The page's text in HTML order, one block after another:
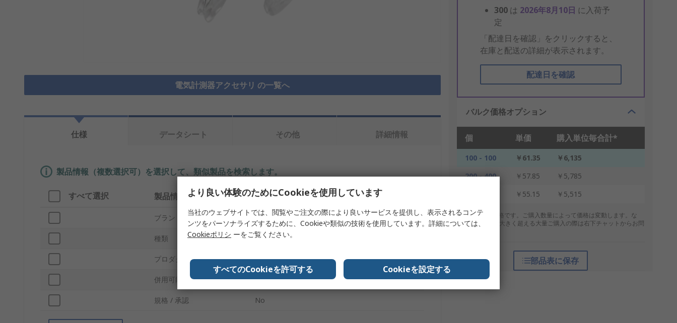
電気計測器アクセサリ の一覧へ
300 は 2026年8月10日 に入荷予
定
「配達日を確認」をクリックすると、
在庫と配送の詳細が表示されます。
配達日を確認
バルク価格オプション
個 単価 購入単位毎合計*
100 - 100 ￥61.35
￥6,135
200 - 400
￥57.85
￥5,785
￥55.15 ￥5,515
* 表示は参考価格です。ご購入数量によって価格は変動します。な
お、上記数量を大きく超える大量ご購入の際は右下チャットからお問
部品表に保存
仕様 データシート その他 詳細情報
製品情報（複数選択可）を選択して、類似製品を検索します。
すべて選択 製品情報 内容
ブランド Hirschmann Test & Measurement
種類 電気テスト及び測定アクセサリ
プロダクトタイプ 電気テスト及び測定アクセサリ
併用可能製品 クランプメーター
規格 / 承認 No
より良い体験のためにCookieを使用しています
当社のウェブサイトでは、閲覧やご注文の際により良いサービスを提供し、表示されるコンテ
ンツをパーソナライズするために、Cookieや類似の技術を使用しています。詳細については、
Cookieポリシ ーをご覧ください。
すべてのCookieを許可する Cookieを設定する